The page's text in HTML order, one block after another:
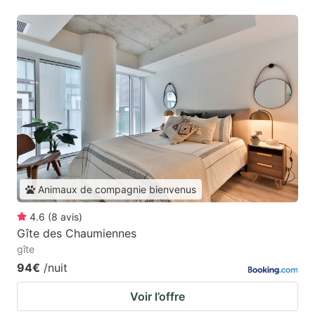
Animaux de compagnie bienvenus
4.6 (8 avis)
Gîte des Chaumiennes
gîte
94€ /nuit
Voir l’offre